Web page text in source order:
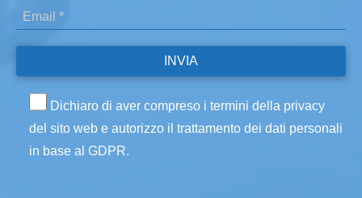
Dichiaro di aver compreso i termini della privacy
del sito web e autorizzo il trattamento dei dati personali
in base al GDPR.